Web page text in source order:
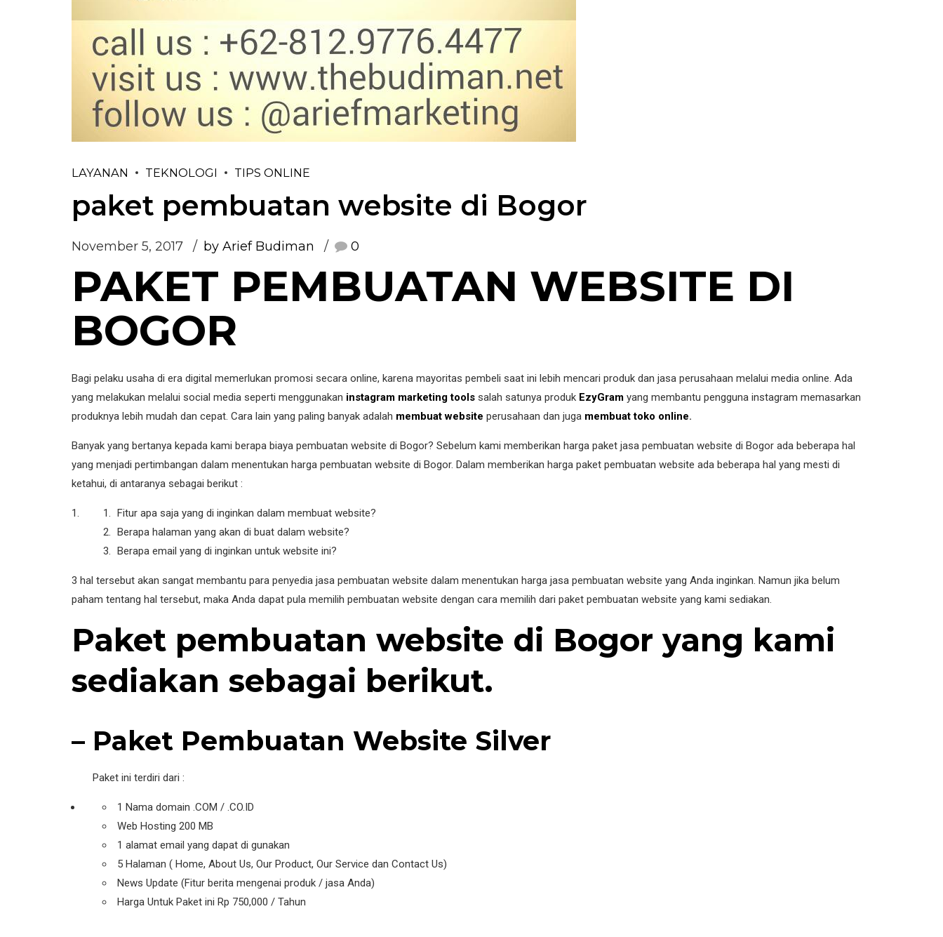
LAYANAN TEKNOLOGI TIPS ONLINE
paket pembuatan website di Bogor
November 5, 2017 by Arief Budiman 0
PAKET PEMBUATAN WEBSITE DI
BOGOR
Bagi pelaku usaha di era digital memerlukan promosi secara online, karena mayoritas pembeli saat ini lebih mencari produk dan jasa perusahaan melalui media online. Ada
yang melakukan melalui social media seperti menggunakan instagram marketing tools salah satunya produk EzyGram yang membantu pengguna instagram memasarkan
produknya lebih mudah dan cepat. Cara lain yang paling banyak adalah membuat website perusahaan dan juga membuat toko online.
Banyak yang bertanya kepada kami berapa biaya pembuatan website di Bogor? Sebelum kami memberikan harga paket jasa pembuatan website di Bogor ada beberapa hal
yang menjadi pertimbangan dalam menentukan harga pembuatan website di Bogor. Dalam memberikan harga paket pembuatan website ada beberapa hal yang mesti di
ketahui, di antaranya sebagai berikut :
Fitur apa saja yang di inginkan dalam membuat website?
Berapa halaman yang akan di buat dalam website?
Berapa email yang di inginkan untuk website ini?
3 hal tersebut akan sangat membantu para penyedia jasa pembuatan website dalam menentukan harga jasa pembuatan website yang Anda inginkan. Namun jika belum
paham tentang hal tersebut, maka Anda dapat pula memilih pembuatan website dengan cara memilih dari paket pembuatan website yang kami sediakan.
Paket pembuatan website di Bogor yang kami
sediakan sebagai berikut.
– Paket Pembuatan Website Silver
Paket ini terdiri dari :
1 Nama domain .COM / .CO.ID
Web Hosting 200 MB
1 alamat email yang dapat di gunakan
5 Halaman ( Home, About Us, Our Product, Our Service dan Contact Us)
News Update (Fitur berita mengenai produk / jasa Anda)
Harga Untuk Paket ini Rp 750,000 / Tahun